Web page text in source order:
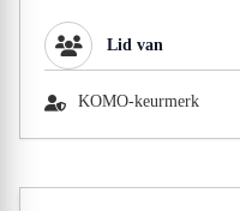
Lid van
KOMO-keurmerk